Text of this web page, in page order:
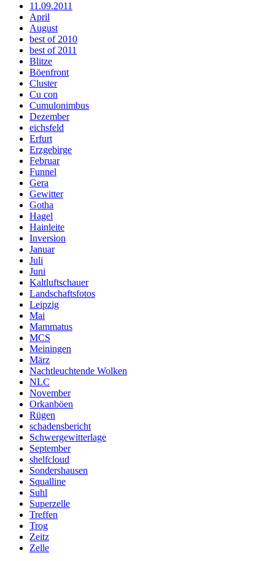
11.09.2011
April
August
best of 2010
best of 2011
Blitze
Böenfront
Cluster
Cu con
Cumulonimbus
Dezember
eichsfeld
Erfurt
Erzgebirge
Februar
Funnel
Gera
Gewitter
Gotha
Hagel
Hainleite
Inversion
Januar
Juli
Juni
Kaltluftschauer
Landschaftsfotos
Leipzig
Mai
Mammatus
MCS
Meiningen
März
Nachtleuchtende Wolken
NLC
November
Orkanböen
Rügen
schadensbericht
Schwergewitterlage
September
shelfcloud
Sondershausen
Squalline
Suhl
Superzelle
Treffen
Trog
Zeitz
Zelle